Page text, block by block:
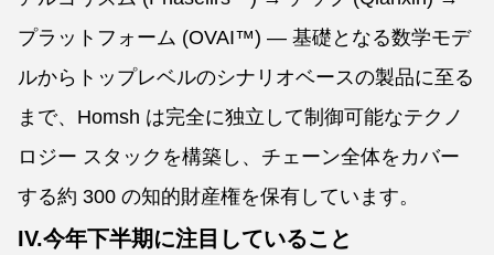
プラットフォーム (OVAI™) — 基礎となる数学モデ
ルからトップレベルのシナリオベースの製品に至る
まで、Homsh は完全に独立して制御可能なテクノ
ロジー スタックを構築し、チェーン全体をカバー
する約 300 の知的財産権を保有しています。
IV.今年下半期に注目していること